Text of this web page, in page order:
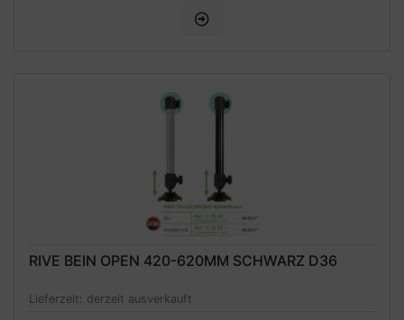
RIVE BEIN OPEN 420-620MM SCHWARZ D36
Lieferzeit: derzeit ausverkauft